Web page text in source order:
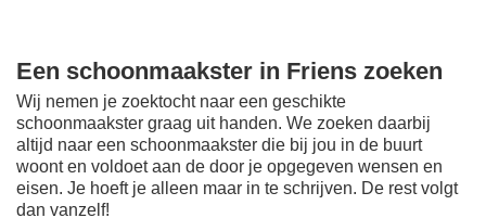
Een schoonmaakster in Friens zoeken
Wij nemen je zoektocht naar een geschikte
schoonmaakster graag uit handen. We zoeken daarbij
altijd naar een schoonmaakster die bij jou in de buurt
woont en voldoet aan de door je opgegeven wensen en
eisen. Je hoeft je alleen maar in te schrijven. De rest volgt
dan vanzelf!